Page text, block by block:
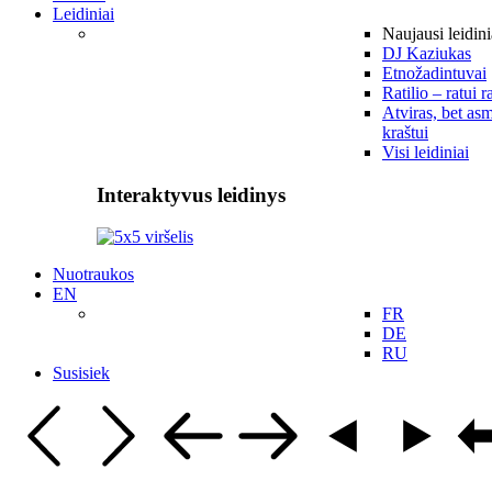
Leidiniai
Naujausi
DJ Kaziukas
Etnožadintuvai
Ratilio – ratui
Atviras, bet
kraštui
Visi leidiniai
Interaktyvus leidinys
Nuotraukos
EN
FR
DE
RU
Susisiek